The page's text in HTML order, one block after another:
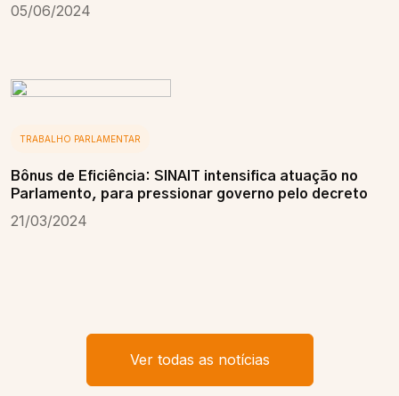
05/06/2024
TRABALHO PARLAMENTAR
Bônus de Eficiência: SINAIT intensifica atuação no
Parlamento, para pressionar governo pelo decreto
21/03/2024
Ver todas as notícias